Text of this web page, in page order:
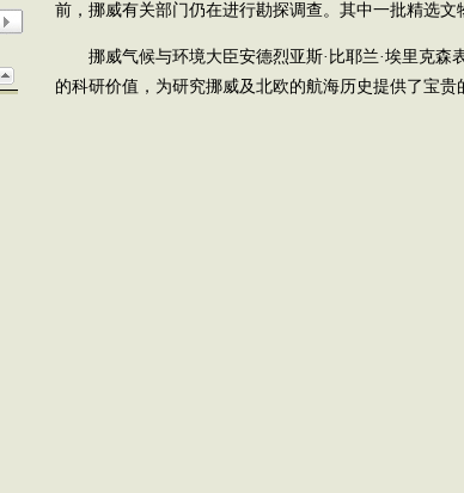
前，挪威有关部门仍在进行勘探调查。其中一批精选文
挪威气候与环境大臣安德烈亚斯·比耶兰·埃里克森
的科研价值，为研究挪威及北欧的航海历史提供了宝贵